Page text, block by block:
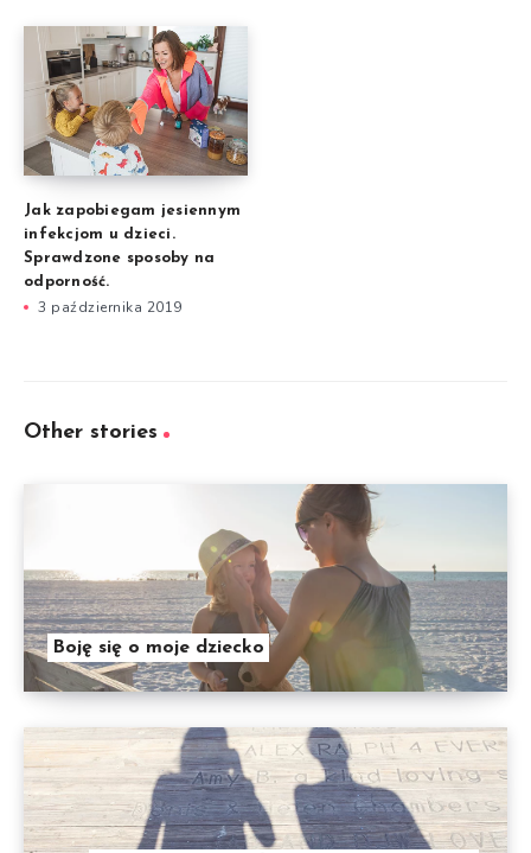
Jak zapobiegam jesiennym
infekcjom u dzieci.
Sprawdzone sposoby na
odporność.
3 października 2019
Other stories
Boję się o moje dziecko